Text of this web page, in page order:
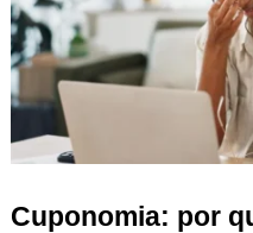
Cuponomia: por